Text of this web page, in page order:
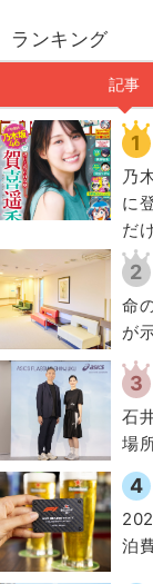
ランキング
記事
1
乃
に
だ
2
命
が
3
石
場
4
泊